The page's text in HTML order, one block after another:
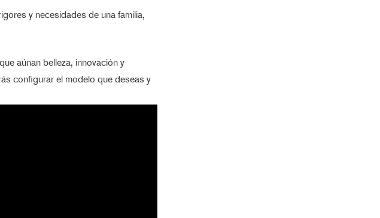
y necesidades de una familia,
aúnan belleza, innovación y
configurar el modelo que deseas y